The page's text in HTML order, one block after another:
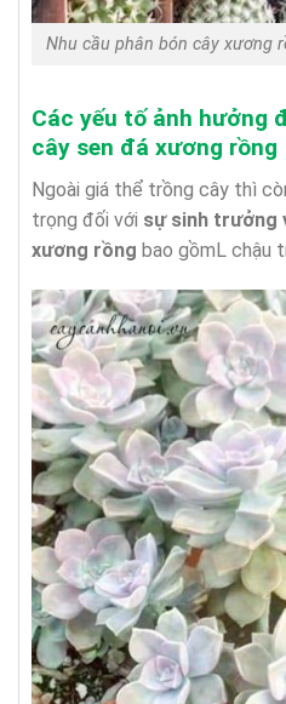
Nhu cầu phân bón cây xương
Các yếu tố ảnh hưởng
cây sen đá xương rồng
Ngoài giá thể trồng cây thì
trọng đối với sự sinh trưởng
xương rồng bao gồmL chậu